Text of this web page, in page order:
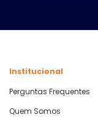
Institucional
Perguntas Frequentes
Quem Somos